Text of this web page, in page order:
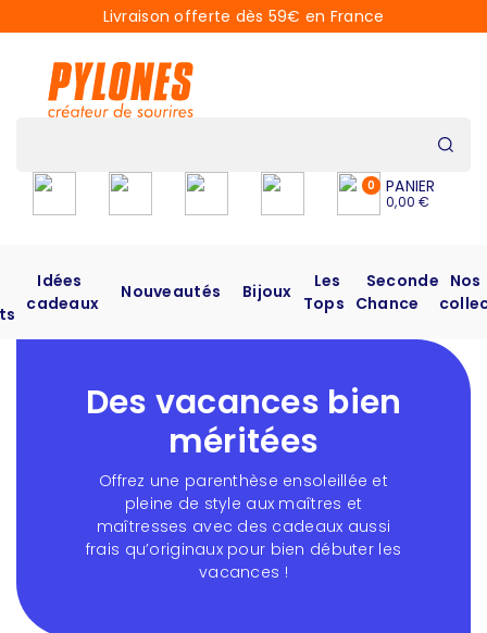
Livraison offerte dès 59€ en France
0 PANIER
0,00 €
Idées
cadeaux
Nouveautés Bijoux
Les
Tops
Seconde
Chance
Nos
Des vacances bien
méritées
Offrez une parenthèse ensoleillée et
pleine de style aux maîtres et
maîtresses avec des cadeaux aussi
frais qu’originaux pour bien débuter les
vacances !